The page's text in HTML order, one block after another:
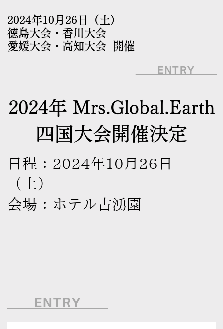
2024年10月26日（土）
徳島大会・香川大会
愛媛大会・高知大会
開催
ENTRY
2024年 Mrs.Global.Earth
四国大会開催決定
日程：2024年10月26日
（土）
会場：ホテル古湧園
ENTRY